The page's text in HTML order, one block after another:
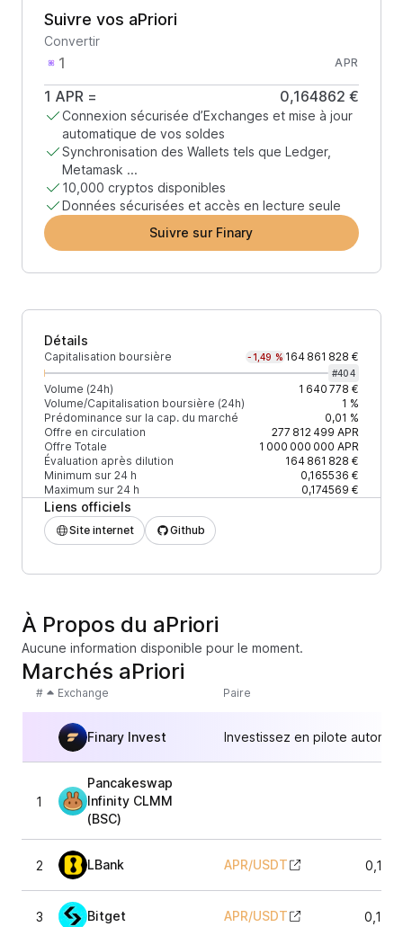
Suivre vos aPriori
Convertir
APR
1 APR = 0,164862 €
Connexion sécurisée d’Exchanges et mise à jour
automatique de vos soldes
Synchronisation des Wallets tels que Ledger,
Metamask ...
10,000 cryptos disponibles
Données sécurisées et accès en lecture seule
Suivre sur Finary
Détails
Capitalisation boursière -1,49 % 164 861 828 €
#404
Volume (24h)
1 640 778 €
Volume/Capitalisation boursière (24h)
1 %
Prédominance sur la cap. du marché
0,01 %
Offre en circulation
277 812 499 APR
Offre Totale
1 000 000 000 APR
Évaluation après dilution
164 861 828 €
Minimum sur 24 h
0,165536 €
Maximum sur 24 h
0,174569 €
Liens officiels
Site internet Github
À Propos du aPriori
Aucune information disponible pour le moment.
Marchés aPriori
# Exchange Paire
Finary Invest Investissez en pilote
1
Pancakeswap
Infinity CLMM
(BSC)
2 LBank APR/USDT
3 Bitget APR/USDT